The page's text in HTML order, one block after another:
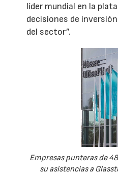
líder mundial en la
decisiones de
del sector”.
Empresas punteras de
su asistencias a